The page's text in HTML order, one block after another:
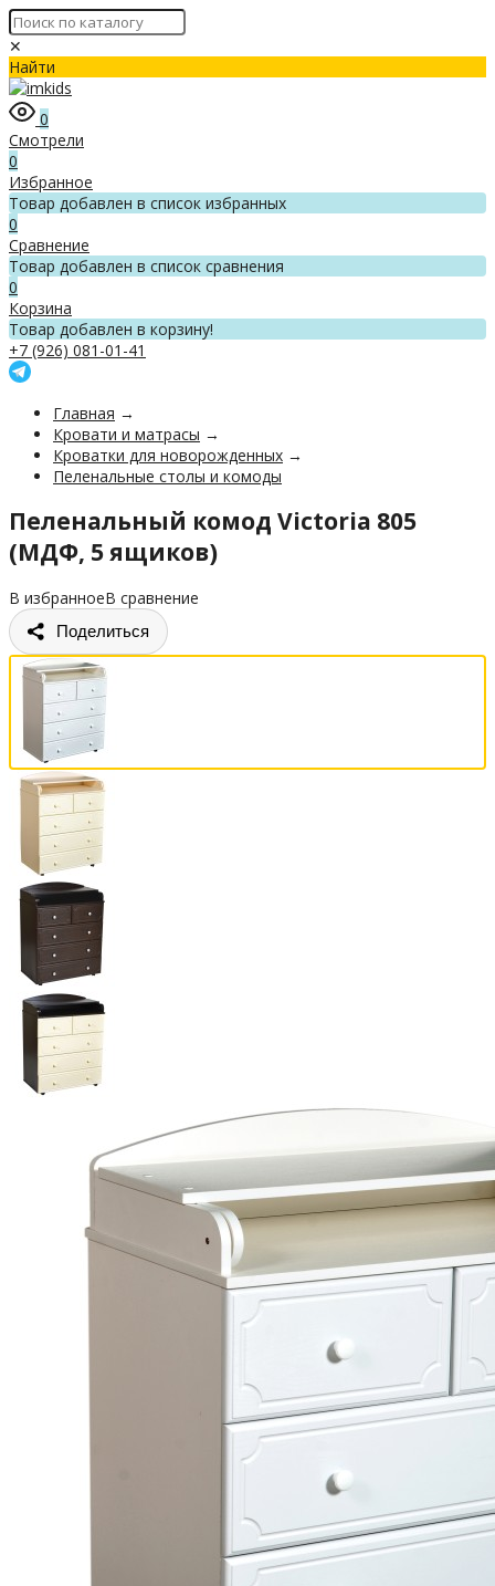
✕
Найти
0
Смотрели
0
Избранное
Товар добавлен в список избранных
0
Сравнение
Товар добавлен в список сравнения
0
Корзина
Товар добавлен в корзину!
+7 (926) 081-01-41
Главная →
Кровати и матрасы →
Кроватки для новорожденных →
Пеленальные столы и комоды
Пеленальный комод Victoria 805
(МДФ, 5 ящиков)
В избранноеВ сравнение
Поделиться